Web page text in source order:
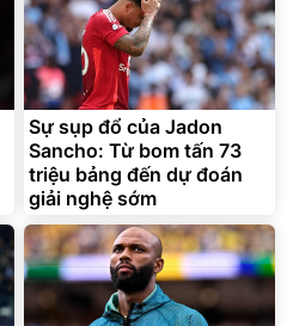
Lót ghế ôtô, nâng lưng
chống nóng giúp thoải mái
trong di chuyển
295.000đ
Đã bán nhiều
Sự sụp đổ của Jadon
Sancho: Từ bom tấn 73
triệu bảng đến dự đoán
giải nghệ sớm